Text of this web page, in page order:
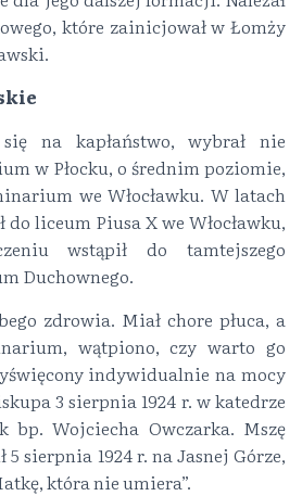
które zainicjował w Łomży
na kapłaństwo, wybrał nie
w Płocku, o średnim poziomie,
we Włocławku. W latach
do liceum Piusa X we Włocławku,
wstąpił do tamtejszego
Duchownego.
zdrowia. Miał chore płuca, a
wątpiono, czy warto go
indywidualnie na mocy
3 sierpnia 1924 r. w katedrze
bp. Wojciecha Owczarka. Mszę
sierpnia 1924 r. na Jasnej Górze,
która nie umiera”.